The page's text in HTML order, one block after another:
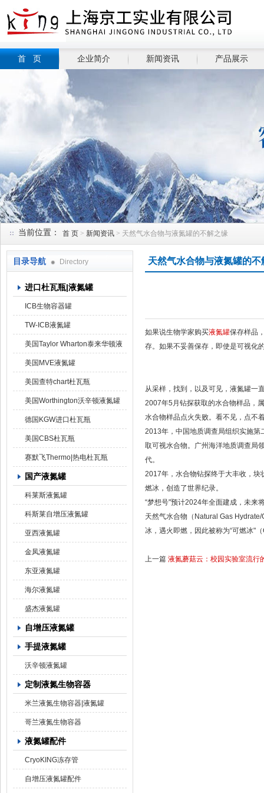
上海京工实业有限公司
首 页 企业简介 新闻资讯 产品展示
当前位置： 首 页 > 新闻资讯 > 天然气水合物与液氮罐的不解之缘
目录导航 Directory
进口杜瓦瓶|液氮罐
ICB生物容器罐
TW-ICB液氮罐
美国Taylor Wharton泰来华顿液
氮罐
美国MVE液氮罐
美国查特chart杜瓦瓶
美国Worthington沃辛顿液氮罐
德国KGW进口杜瓦瓶
美国CBS杜瓦瓶
赛默飞Thermo|热电杜瓦瓶
国产液氮罐
科莱斯液氮罐
科斯莱自增压液氮罐
亚西液氮罐
金凤液氮罐
东亚液氮罐
海尔液氮罐
盛杰液氮罐
自增压液氮罐
手提液氮罐
沃辛顿液氮罐
定制液氮生物容器
米兰液氮生物容器|液氮罐
哥兰液氮生物容器
液氮罐配件
CryoKING冻存管
自增压液氮罐配件
天然气水合物与液氮罐的不
如果说生物学家购买液氮罐保存样品
存。如果不妥善保存，即使是可视化
从采样，找到，以及可见，液氮罐一
2007年5月钻探获取的水合物样品，
水合物样品点火失败。看不见，点不
2013年，中国地质调查局组织实施第
取可视水合物。广州海洋地质调查局
代。
2017年，水合物钻探终于大丰收，块
燃冰，创造了世界纪录。
“梦想号"预计2024年全面建成，未来
天然气水合物（Natural Gas
冰，遇火即燃，因此被称为“可燃冰"
上一篇 液氮蘑菇云：校园实验室流行